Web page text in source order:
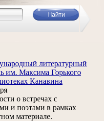
литературный
им. Максима Горького
Канавина
о встречах с
и поэтами в рамках
материале.